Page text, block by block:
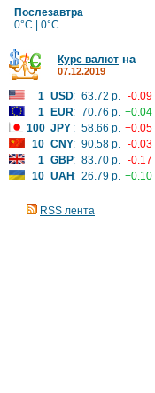
Послезавтра
0°C | 0°C
Курс валют на
07.12.2019
1 USD: 63.72 р. -0.09
1
EUR: 70.76 р. +0.04
100 JPY : 58.66 р. +0.05
10 CNY: 90.58 р. -0.03
1 GBP: 83.70 р. -0.17
10 UAH: 26.79 р. +0.10
RSS лента